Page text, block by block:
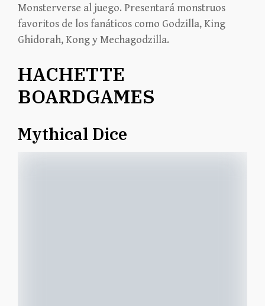
Monsterverse al juego. Presentará monstruos
favoritos de los fanáticos como Godzilla, King
Ghidorah, Kong y Mechagodzilla.
HACHETTE
BOARDGAMES
Mythical Dice